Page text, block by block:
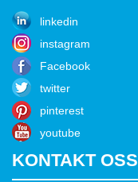
linkedin
instagram
Facebook
twitter
pinterest
youtube
KONTAKT OSS